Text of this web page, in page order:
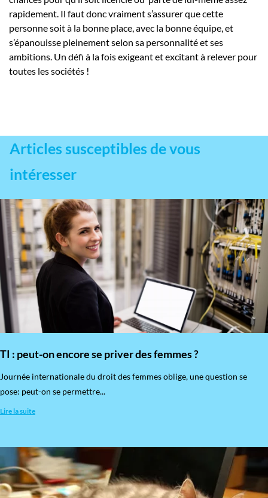
rapidement. Il faut donc vraiment s’assurer que cette
personne soit à la bonne place, avec la bonne équipe, et
s’épanouisse pleinement selon sa personnalité et ses
ambitions. Un défi à la fois exigeant et excitant à relever pour
toutes les sociétés !
Articles susceptibles de vous
intéresser
TI : peut-on encore se priver des femmes ?
​Journée internationale du droit des femmes oblige, une question se
pose: peut-on se permettre...
Lire la suite